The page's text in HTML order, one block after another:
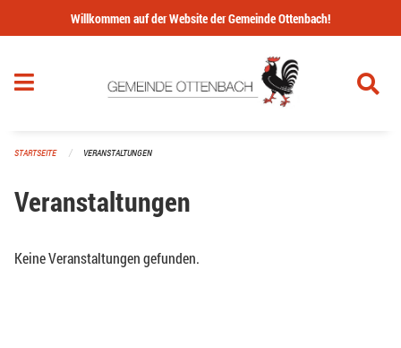
Navigation überspringen
Willkommen auf der Website der Gemeinde Ottenbach!
STARTSEITE VERANSTALTUNGEN
Veranstaltungen
Keine Veranstaltungen gefunden.